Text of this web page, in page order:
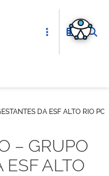
DA ESF ALTO RIO
– GRUPO
ESF ALTO